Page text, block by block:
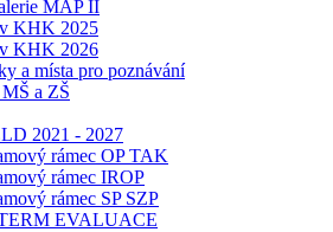
MAP II
KHK 2025
KHK 2026
a místa pro poznávání
a ZŠ
2021 - 2027
rámec OP TAK
rámec IROP
rámec SP SZP
EVALUACE